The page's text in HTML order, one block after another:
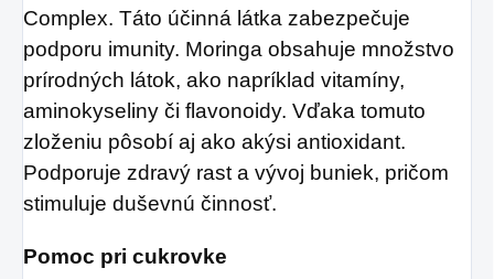
Complex. Táto účinná látka zabezpečuje
podporu imunity. Moringa obsahuje množstvo
prírodných látok, ako napríklad vitamíny,
aminokyseliny či flavonoidy. Vďaka tomuto
zloženiu pôsobí aj ako akýsi antioxidant.
Podporuje zdravý rast a vývoj buniek, pričom
stimuluje duševnú činnosť.
Pomoc pri cukrovke